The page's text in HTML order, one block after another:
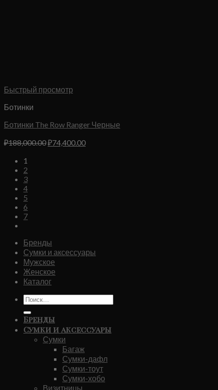
Быстрый просмотр
Ботинки
Ботинки The Row Ranger Черные
₽188,000.00Первоначальная
₽74,400.00Текущая
1
2
3
4
5
6
7
Бренды
Сумки и аксессуары
Мужское
Женское
Каталог
Искать:
Бренды
Сумки и аксессуары
Сумки
Багаж
Сумки-дафл
Сумки-тоут
Сумки-хобо
Визитницы